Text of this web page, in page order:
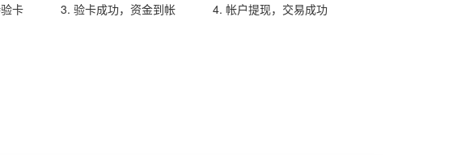
卡 3. 验卡成功，资金到帐 4. 帐户提现，交易成功